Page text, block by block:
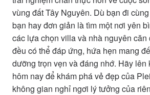
vùng đất Tây Nguyên. Dù bạn đi
bạn hay đơn giản là tìm một nơi yên
các lựa chọn villa và nhà nguyên căn
đều có thể đáp ứng, hứa hẹn mang
dưỡng trọn vẹn và đáng nhớ. Hãy lên
hôm nay để khám phá vẻ đẹp của
không gian nghỉ ngơi lý tưởng của